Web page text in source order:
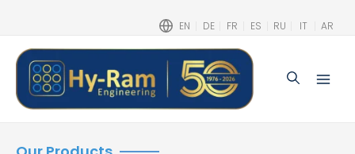
EN DE FR ES RU IT AR
Buscar